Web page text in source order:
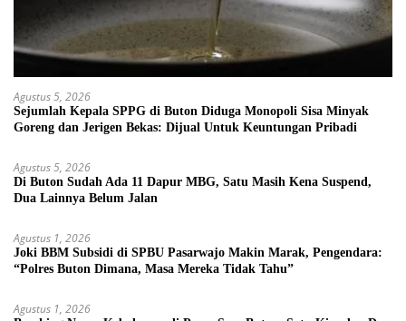
Agustus 5, 2026
Sejumlah Kepala SPPG di Buton Diduga Monopoli Sisa Minyak
Goreng dan Jerigen Bekas: Dijual Untuk Keuntungan Pribadi
Agustus 5, 2026
Di Buton Sudah Ada 11 Dapur MBG, Satu Masih Kena Suspend,
Dua Lainnya Belum Jalan
Agustus 1, 2026
Joki BBM Subsidi di SPBU Pasarwajo Makin Marak, Pengendara:
“Polres Buton Dimana, Masa Mereka Tidak Tahu”
Agustus 1, 2026